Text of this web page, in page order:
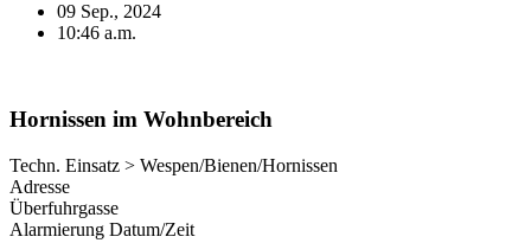
09 Sep., 2024
10:46 a.m.
Hornissen im Wohnbereich
Techn. Einsatz > Wespen/Bienen/Hornissen
Adresse
Überfuhrgasse
Alarmierung Datum/Zeit